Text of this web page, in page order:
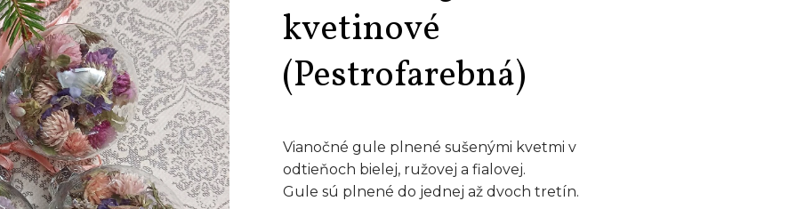
kvetinové
(Pestrofarebná)
Vianočné gule plnené sušenými kvetmi v
odtieňoch bielej, ružovej a fialovej.
Gule sú plnené do jednej až dvoch tretín.